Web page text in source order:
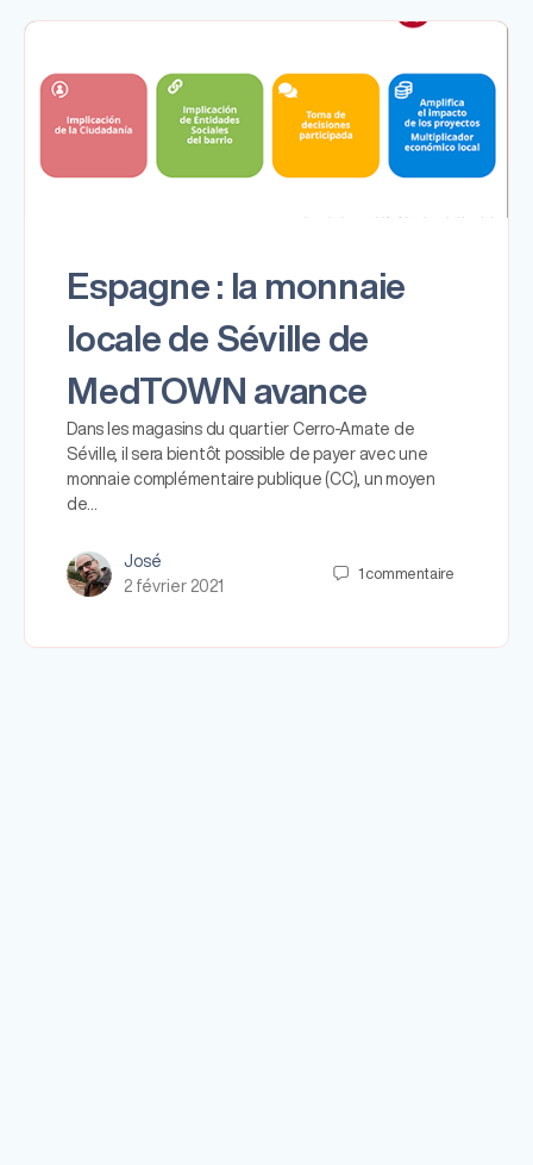
Espagne : la monnaie
locale de Séville de
MedTOWN avance
Dans les magasins du quartier Cerro-Amate de
Séville, il sera bientôt possible de payer avec une
monnaie complémentaire publique (CC), un moyen
de…
José
2 février 2021
1 commentaire